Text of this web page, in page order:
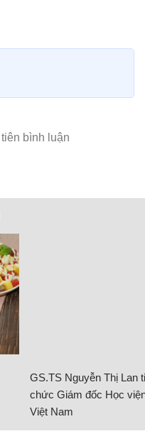
GS.TS Nguyễn Thị Lan
chức Giám đốc Học
Việt Nam